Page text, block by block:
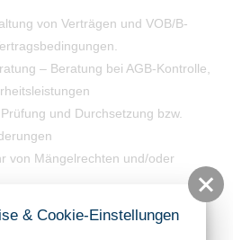
von Verträgen und VOB/B-
– Beratung bei AGB-Kontrolle,
und Durchsetzung bzw.
von Mängelrechten und/oder
sowie Abrechnungen
& Cookie-Einstellungen